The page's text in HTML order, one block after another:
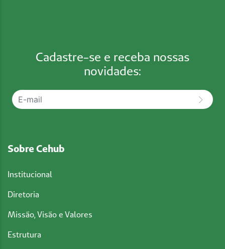
Cadastre-se e receba nossas
novidades:
Sobre Cehub
Institucional
Diretoria
Missão, Visão e Valores
Estrutura